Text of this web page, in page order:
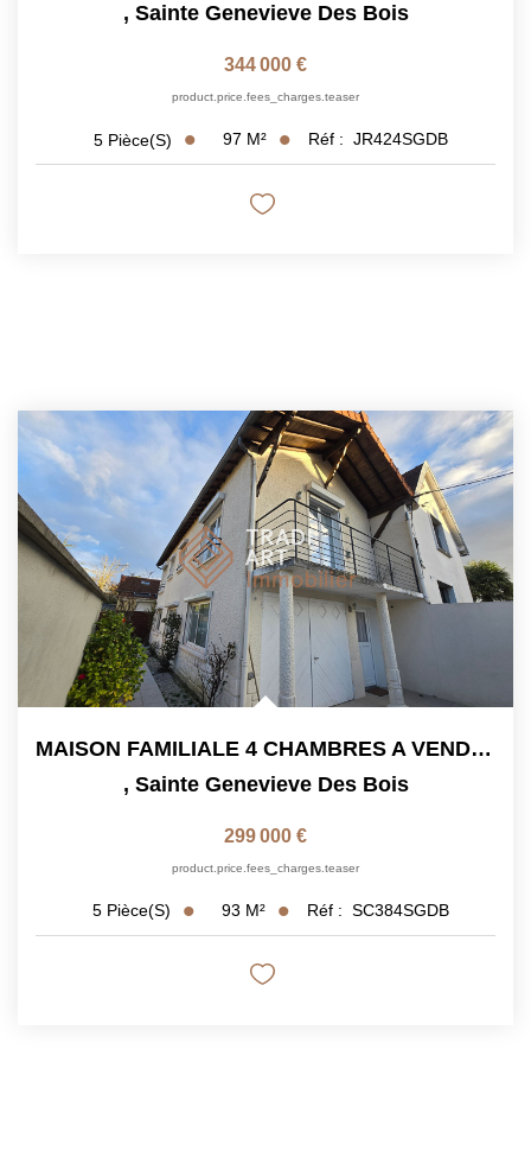
, Sainte Genevieve Des Bois
344 000 €
product.price.fees_charges.teaser
5 Pièce(s) 97 M² Réf : JR424SGDB
MAISON FAMILIALE 4 CHAMBRES A VENDRE - SAINTE GENEVIÈVE DES...
, Sainte Genevieve Des Bois
299 000 €
product.price.fees_charges.teaser
5 Pièce(s) 93 M² Réf : SC384SGDB